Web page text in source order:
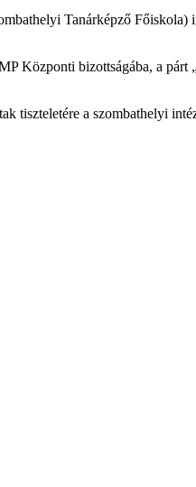
Tanárképző
Központi bizottságába, a
tiszteletére a szombathelyi